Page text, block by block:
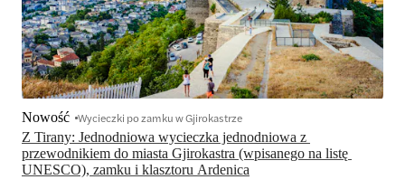
Z Tirany: Jednodniowa wycieczka jednodniowa z
przewodnikiem do miasta Gjirokastra (wpisanego na listę
UNESCO), zamku i klasztoru Ardenica
Nowość Wycieczki po zamku w Gjirokastrze